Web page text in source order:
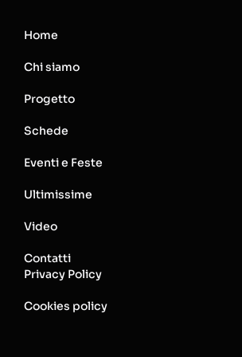
Home
Chi siamo
Progetto
Schede
Eventi e Feste
Ultimissime
Video
Contatti
Privacy Policy
Cookies policy